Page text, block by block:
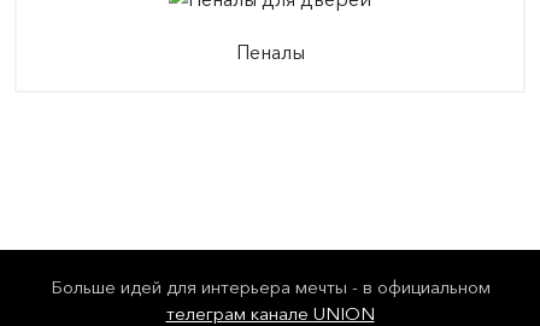
Пеналы
Больше идей для интерьера мечты - в официальном
телеграм канале UNION